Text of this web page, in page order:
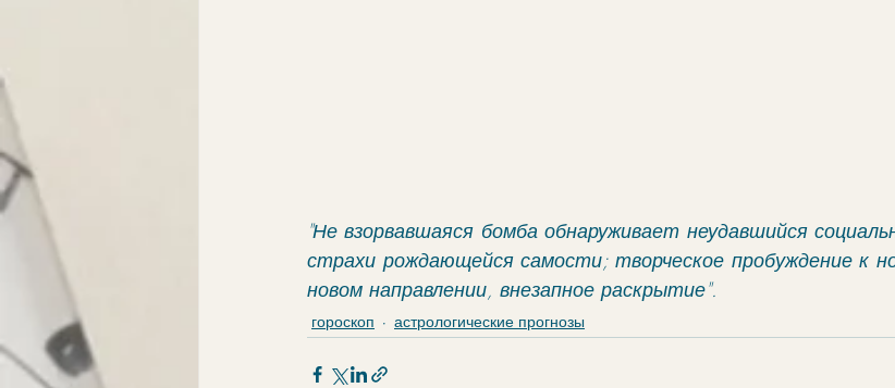
"Не взорвавшаяся бомба обнаруживает неудавшийся
страхи рождающейся самости; творческое пробуждение к
новом направлении, внезапное раскрытие".
гороскоп астрологические прогнозы